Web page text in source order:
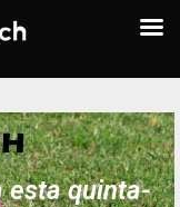
esta quinta-